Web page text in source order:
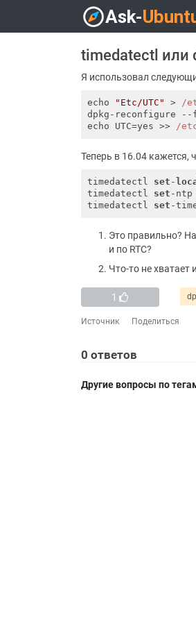
timedatectl или
Я использовал
echo "Etc/UTC" > /
dpkg-reconfigure
echo UTC=yes >> /
Теперь в 16.04 кажется,
timedatectl set -
timedatectl set -ntp
timedatectl set
Это правильно?
и по RTC?
Что-то не хватает
1
Источник Поделиться
0 ответов
Другие вопросы по